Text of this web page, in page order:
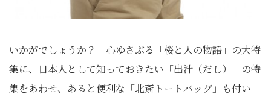
いかがでしょうか？ 心ゆさぶる「桜と人の物語」の大特
集に、日本人として知っておきたい「出汁（だし）」の特
集をあわせ、あると便利な「北斎トートバッグ」も付い